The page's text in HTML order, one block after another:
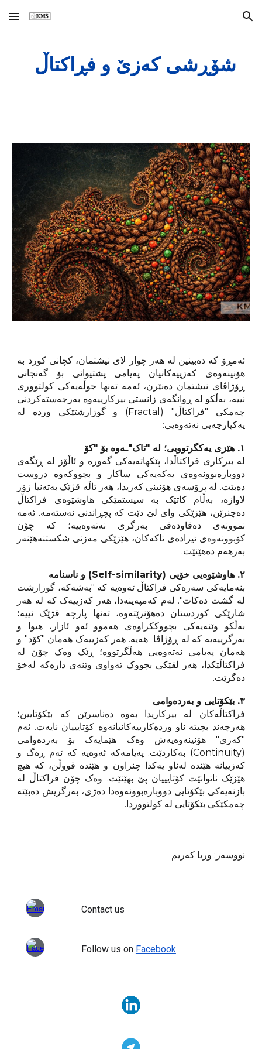
Skip to main content Skip to navigation
شۆڕشی کەزێ و فڕاکتاڵ
ئەمڕۆ کە دەبینین لە هەر چوار لای نیشتمان، کچانی کورد بە
هۆنینەوەی کەزییەکانیان پەیامی پشتیوانی بۆ گەنجانی
ڕۆژاڤای نیشتمان دەنێرن، ئەمە تەنها جوڵەیەکی کولتووری
نییە، بەڵکو لە ڕوانگەی زانستی بیرکارییەوە بەرجەستەکردنی
چەمکی "فراکتاڵ" (Fractal) و گوزارشتێکی وردە لە
یەکپارچەیی نەتەوەیی:
١. هێزی یەکگرتوویی؛ لە "تاک"ـەوە بۆ "کۆ
لە بیرکاری فراکتاڵدا، پێکهاتەیەکی گەورە و ئاڵۆز لە ڕێگەی
دووبارەبوونەوەی یەکەیەکی ساکار و بچووکەوە دروست
دەبێت. لە پرۆسەی هۆنینی کەزیدا، هەر تاڵە قژێک بەتەنیا زۆر
لاوازە، بەڵام کاتێک بە سیستمێکی هاوشێوەی فراکتاڵ
دەچنرێن، هێزێکی وای لێ دێت کە پچڕاندنی ئەستەمە. ئەمە
نموونەی دەقاودەقی بەرگری نەتەوەییە؛ کە چۆن
کۆبوونەوەی ئیرادەی تاکەکان، هێزێکی مەزنی شکستنەهێنەر
بەرهەم دەهێنێت.
٢. هاوشێوەیی خۆیی (Self-similarity) و ناسنامە
بنەمایەکی سەرەکی فراکتاڵ ئەوەیە کە "بەشەکە، گوزارشت
لە گشت دەکات". لەم کەمپەینەدا، هەر کەزییەک کە لە هەر
شارێکی کوردستان دەهۆنرێتەوە، تەنها پارچە قژێک نییە؛
بەڵکو وێنەیەکی بچووککراوەی هەموو ئەو ئازار، هیوا و
بەرگرییەیە کە لە ڕۆژاڤا هەیە. هەر کەزییەک هەمان "کۆد" و
هەمان پەیامی نەتەوەیی هەڵگرتووە؛ ڕێک وەک چۆن لە
فراکتاڵێکدا، هەر لقێکی بچووک تەواوی وێنەی دارەکە لەخۆ
دەگرێت.
٣. بێکۆتایی و بەردەوامی
فراکتاڵەکان لە بیرکاریدا بەوە دەناسرێن کە بێکۆتایین؛
هەرچەند بچیتە ناو وردەکارییەکانیانەوە کۆتایییان نایەت. ئەم
"کەزی" هۆنینەوەیەش وەک هێمایەک بۆ بەردەوامی
(Continuity) بەکاردێت. پەیامەکە ئەوەیە کە ئەم ڕەگ و
کەزییانە هێندە لەناو یەکدا چنراون و هێندە قووڵن، کە هیچ
هێزێک ناتوانێت کۆتایییان پێ بهێنێت. وەک چۆن فراکتاڵ لە
بازنەیەکی بێکۆتایی دووبارەبوونەوەدا دەژی، بەرگریش دەبێتە
چەمکێکی بێکۆتایی لە کولتووردا.
نووسەر: وریا کەریم
Contact us
Follow us on Facebook